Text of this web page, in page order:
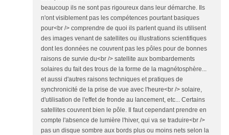
beaucoup ils ne sont pas rigoureux dans leur démarche. Ils
n'ont visiblement pas les compétences pourtant basiques
pour<br /> comprendre de quoi ils parlent quand ils utilisent
des images venant de satellites ou illustrations scientifiques
dont les données ne couvrent pas les pôles pour de bonnes
raisons de survie du<br /> satellite aux bombardements
solaires du fait des trous de la forme de la magnétosphère...
et aussi d'autres raisons techniques et pratiques de
synchronicité de la prise de vue avec l'heure<br /> solaire,
d'utilisation de l'effet de fronde au lancement, etc... Certains
satellites couvrent bien le pôle. Il faut cependant prendre en
compte l'absence de lumière l'hiver, qui va se traduire<br />
pas un disque sombre aux bords plus ou moins nets selon la